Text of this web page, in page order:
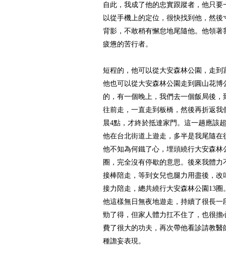
自此，我成了他的忠實跟蹤者，他只
以從手機上的定位，很快找到他，然
背影，不敢稍有懈怠地尾隨他。他領
疲憊的苦行者。
短程的，他可以從大安森林公園，走到
他也可以從大安森林公園走到圓山花博
的，有一個晚上，我們去一個飯局後
往前走，一直走到板橋，然後再折返我
晨4點，才終於抵達家門。這一趟應該
他在台北街道上遊走，多半是我尾隨
他不知為何鐵了心，埋頭繞行大安森
圈，完全沒有停歇的意思。後來我體
接棒陪走，等到女兒也腿力用盡後，
接力陪走，總共繞行大安森林公園13圈
他這樣無日無夜地遊走，持續了很長
勁了得，但家人體力扛不住了，也很
費了很大的功夫，再次帶他看診請教
種譫妄表現。